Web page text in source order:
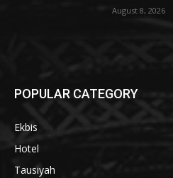
August 8, 2026
POPULAR CATEGORY
Ekbis
Hotel
Tausiyah